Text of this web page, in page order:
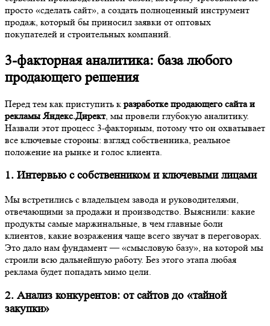
просто «сделать сайт», а создать полноценный инструмент
продаж, который бы приносил заявки от оптовых
покупателей и строительных компаний.
3-факторная аналитика: база любого
продающего решения
Перед тем как приступить к разработке продающего сайта и
рекламы Яндекс.Директ, мы провели глубокую аналитику.
Назвали этот процесс 3-факторным, потому что он охватывает
все ключевые стороны: взгляд собственника, реальное
положение на рынке и голос клиента.
1. Интервью с собственником и ключевыми лицами
Мы встретились с владельцем завода и руководителями,
отвечающими за продажи и производство. Выяснили: какие
продукты самые маржинальные, в чем главные боли
клиентов, какие возражения чаще всего звучат в переговорах.
Это дало нам фундамент — «смысловую базу», на которой мы
строили всю дальнейшую работу. Без этого этапа любая
реклама будет попадать мимо цели.
2. Анализ конкурентов: от сайтов до «тайной
закупки»